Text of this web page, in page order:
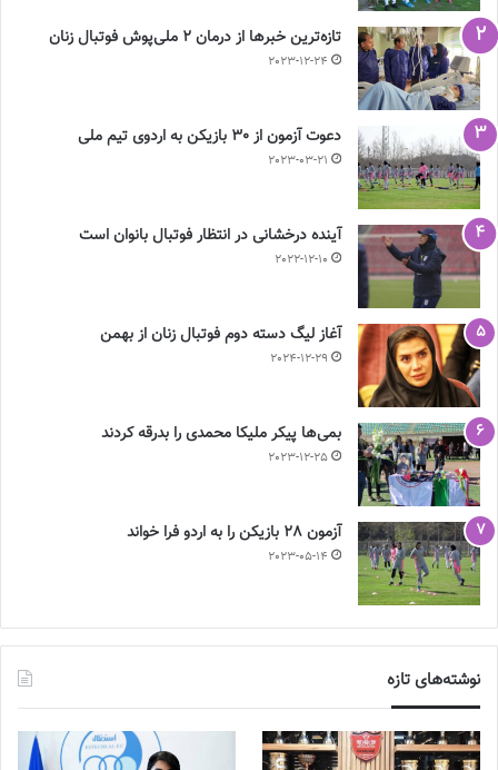
تازه‌ترین خبرها از درمان ۲ ملی‌پوش فوتبال زنان
2023-12-24
دعوت آزمون از 30 بازیکن به اردوی تیم ملی
2023-03-21
آینده درخشانی در انتظار فوتبال بانوان است
2022-12-10
آغاز لیگ دسته دوم فوتبال زنان از بهمن
2024-12-29
بمی‌ها پیکر ملیکا محمدی را بدرقه کردند
2023-12-25
آزمون 28 بازیکن را به اردو فرا خواند
2023-05-14
نوشته‌های تازه